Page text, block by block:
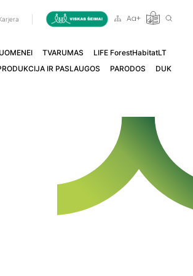
TVARUMAS
LIFE ForestHabitatLT
IR PASLAUGOS PARODOS DUK